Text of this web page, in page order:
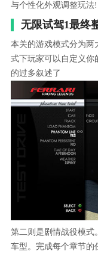
与个性化外观调整玩法!
无限试驾1最终
本关的游戏模式分为两
式下玩家可以自定义你
的过多叙述了
第二则是剧情战役模式
车型。完成每个章节的